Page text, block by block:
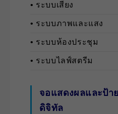
• ระบบเสียง
• ระบบภาพและแสง
• ระบบห้องประชุม
• ระบบไลฟ์สตรีม
จอแสดงผลและป้า
ดิจิทัล